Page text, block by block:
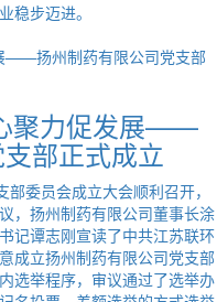
稳步迈进。
聚力促发展——
部正式成立
委员会成立大会顺利召开，
，扬州制药有限公司董事长涂
记谭志刚宣读了中共江苏联环
成立扬州制药有限公司党支部
选举程序，审议通过了选举办